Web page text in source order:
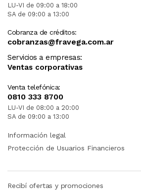
LU-VI de 09:00 a 18:00
SA de 09:00 a 13:00
Cobranza de créditos:
cobranzas@fravega.com.ar
Servicios a empresas:
Ventas corporativas
Venta telefónica:
0810 333 8700
LU-VI de 08:00 a 20:00
SA de 09:00 a 13:00
Información legal
Protección de Usuarios Financieros
Recibí ofertas y promociones